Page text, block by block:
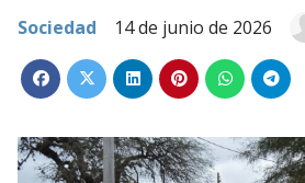
Sociedad
14 de junio de 2026